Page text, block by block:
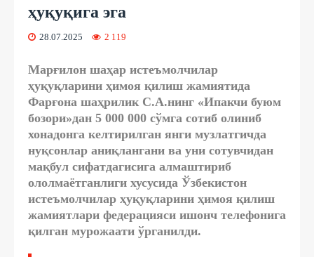
ҳуқуқига эга
28.07.2025 2 119
Марғилон шаҳар истеъмолчилар
ҳуқуқларини ҳимоя қилиш жамиятида
Фарғона шаҳрилик С.А.нинг «Ипакчи буюм
бозори»дан 5 000 000 сўмга сотиб олиниб
хонадонга келтирилган янги музлатгичда
нуқсонлар аниқлангани ва уни сотувчидан
мақбул сифатдагисига алмаштириб
ололмаётганлиги хусусида Ўзбекистон
истеъмолчилар ҳуқуқларини ҳимоя қилиш
жамиятлари федерацияси ишонч телефонига
қилган мурожаати ўрганилди.